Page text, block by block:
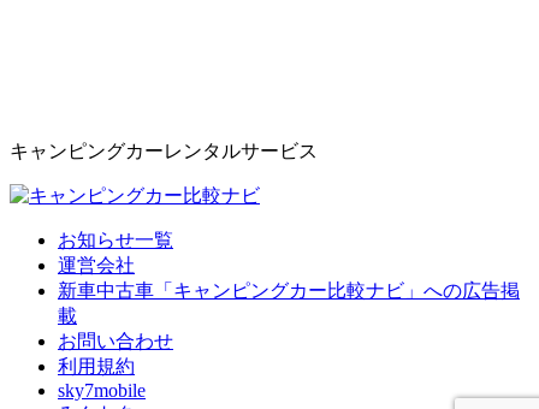
キャンピングカーレンタルサービス
お知らせ一覧
運営会社
新車中古車「キャンピングカー比較ナビ」への広告掲
載
お問い合わせ
利用規約
sky7mobile